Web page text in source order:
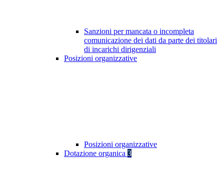
Sanzioni per mancata o incompleta
comunicazione dei dati da parte dei titolari
di incarichi dirigenziali
Posizioni organizzative
Posizioni organizzative
Dotazione organica 3